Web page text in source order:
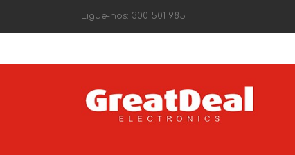
Ligue-nos: 300 501 985